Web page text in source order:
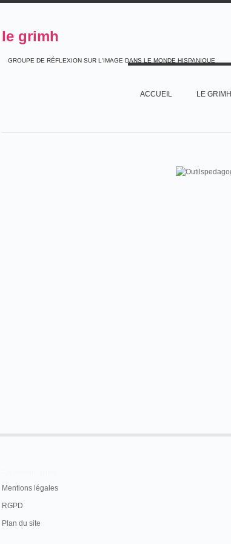
le grimh
GROUPE DE RÉFLEXION SUR L'IMAGE DANS LE MONDE HISPANIQUE
ACCUEIL LE GRIMH
Mentions légales
RGPD
Plan du site